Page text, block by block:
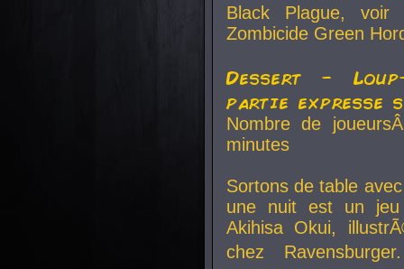
Black Plague,
Zombicide Green
Dessert -
partie expresse
Nombre de
minutes
Sortons de table
une nuit est un
Akihisa Okui,
chez